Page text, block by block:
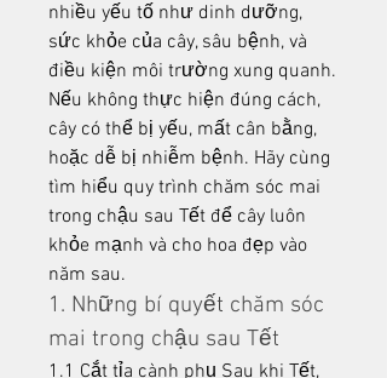
nhiều yếu tố như dinh dưỡng,
sức khỏe của cây, sâu bệnh, và
điều kiện môi trường xung quanh.
Nếu không thực hiện đúng cách,
cây có thể bị yếu, mất cân bằng,
hoặc dễ bị nhiễm bệnh. Hãy cùng
tìm hiểu quy trình chăm sóc mai
trong chậu sau Tết để cây luôn
khỏe mạnh và cho hoa đẹp vào
năm sau.
1. Những bí quyết chăm sóc
mai trong chậu sau Tết
1.1 Cắt tỉa cành phụ Sau khi Tết,